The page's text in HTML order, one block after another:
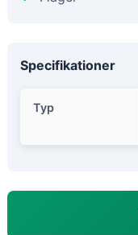
Specifikationer
Typ